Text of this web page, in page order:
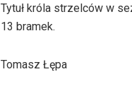
Tytuł króla strzelców w
13 bramek.
Tomasz Łępa